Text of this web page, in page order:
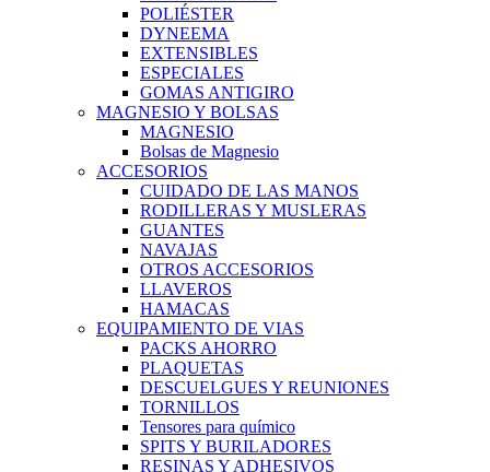
POLIÉSTER
DYNEEMA
EXTENSIBLES
ESPECIALES
GOMAS ANTIGIRO
MAGNESIO Y BOLSAS
MAGNESIO
Bolsas de Magnesio
ACCESORIOS
CUIDADO DE LAS MANOS
RODILLERAS Y MUSLERAS
GUANTES
NAVAJAS
OTROS ACCESORIOS
LLAVEROS
HAMACAS
EQUIPAMIENTO DE VIAS
PACKS AHORRO
PLAQUETAS
DESCUELGUES Y REUNIONES
TORNILLOS
Tensores para químico
SPITS Y BURILADORES
RESINAS Y ADHESIVOS